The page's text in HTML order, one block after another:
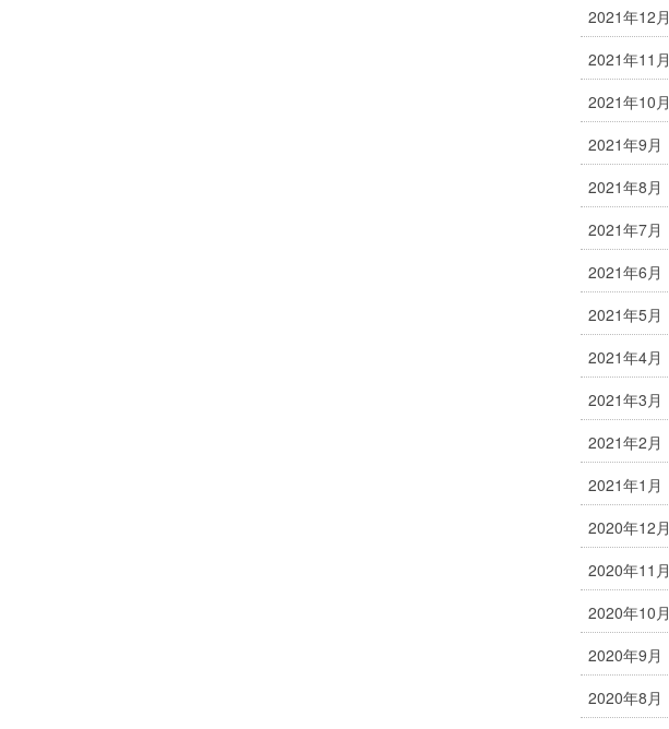
2021年12月
2021年11月
2021年10月
2021年9月
2021年8月
2021年7月
2021年6月
2021年5月
2021年4月
2021年3月
2021年2月
2021年1月
2020年12月
2020年11月
2020年10月
2020年9月
2020年8月